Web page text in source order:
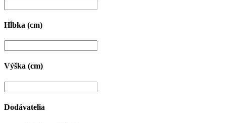
Hĺbka (cm)
Výška (cm)
Dodávatelia